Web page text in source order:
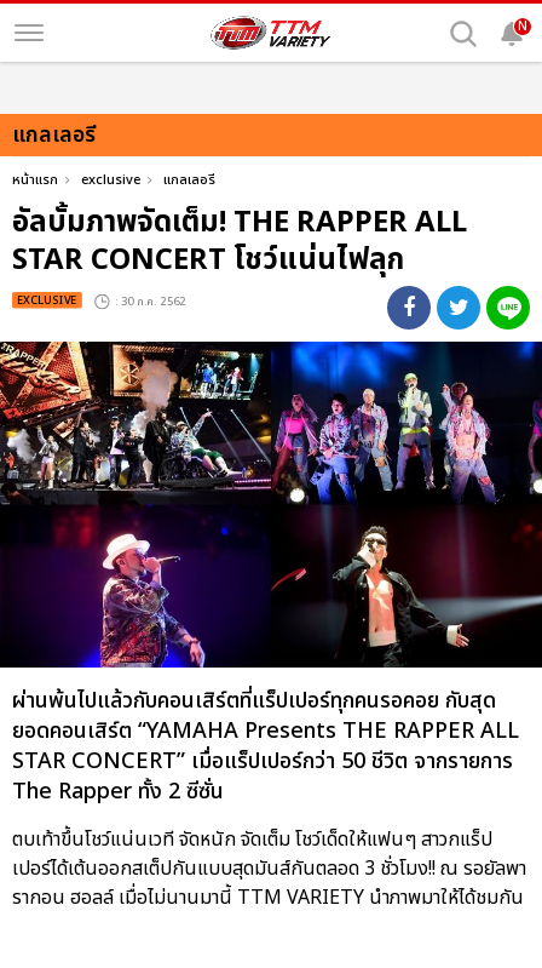
N
แกลเลอรี
หน้าแรก exclusive แกลเลอรี
อัลบั้มภาพจัดเต็ม! THE RAPPER ALL
STAR CONCERT โชว์แน่นไฟลุก
EXCLUSIVE : 30 ก.ค. 2562
ผ่านพ้นไปแล้วกับคอนเสิร์ตที่แร็ปเปอร์ทุกคนรอคอย กับสุด
ยอดคอนเสิร์ต “YAMAHA Presents THE RAPPER ALL
STAR CONCERT” เมื่อแร็ปเปอร์กว่า 50 ชีวิต จากรายการ
The Rapper ทั้ง 2 ซีซั่น
ตบเท้าขึ้นโชว์แน่นเวที จัดหนัก จัดเต็ม โชว์เด็ดให้แฟนๆ สาวกแร็ป
เปอร์ได้เต้นออกสเต็ปกันแบบสุดมันส์กันตลอด 3 ชั่วโมง!! ณ รอยัลพา
รากอน ฮอลล์ เมื่อไม่นานมานี้ TTM VARIETY นำภาพมาให้ได้ชมกัน